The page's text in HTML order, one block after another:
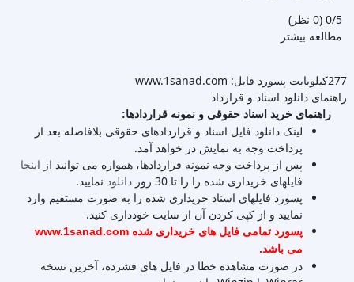
‫0/5 ‫(0 نظر)
مطالعه بیشتر
277کیلوبایت
پسورد فایل: www.1sanad.com
راهنمای دانلود اسناد و قرارداد
راهنمای خرید اسناد حقوقی و نمونه قراردادها:
لینک دانلود فایل اسناد و قراردادهای حقوقی بلافاصله بعد از
پرداخت وجه به نمایش در خواهد آمد.
پس از پرداخت وجه نمونه قراردادها، همواره می توانید از اینجا
فایلهای خریداری شده را را تا 30 روز
دانلود نمایید.
پسورد فایلهای اسناد خریداری شده را به صورت مستقیم وارد
نمایید و از کپی کردن آن از سایت خودداری کنید.
پسورد تمامی فایل های خریداری شده www.1sanad.com
می باشد.
در صورت مشاهده خطا در فایل های فشرده، آخرین نسخه